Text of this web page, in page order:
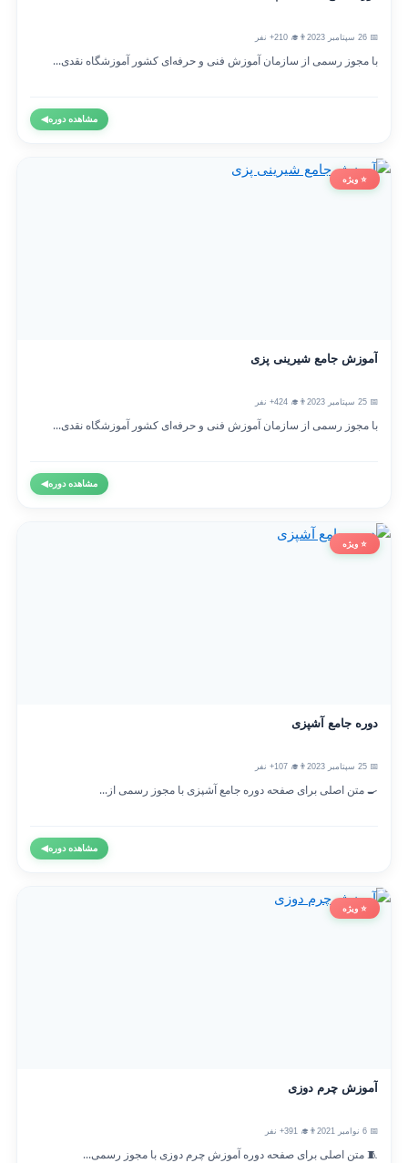
👨‍🎓 210+ نفر
با مجوز رسمی از سازمان آموزش فنی و حرفه‌ای کشور آموزشگاه نقدی...
مشاهده دوره◀
⭐ ویژه
آموزش جامع شیرینی پزی
👨‍🎓 424+ نفر
با مجوز رسمی از سازمان آموزش فنی و حرفه‌ای کشور آموزشگاه نقدی...
مشاهده دوره◀
⭐ ویژه
دوره جامع آشپزی
👨‍🎓 107+ نفر
🍳 متن اصلی برای صفحه دوره جامع آشپزی با مجوز رسمی از...
مشاهده دوره◀
⭐ ویژه
آموزش چرم دوزی
👨‍🎓 391+ نفر
🧵 متن اصلی برای صفحه دوره آموزش چرم دوزی با مجوز رسمی...